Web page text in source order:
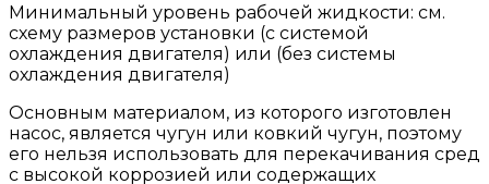
Минимальный уровень рабочей жидкости: см.
схему размеров установки (с системой
охлаждения двигателя) или (без системы
охлаждения двигателя)
Основным материалом, из которого изготовлен
насос, является чугун или ковкий чугун, поэтому
его нельзя использовать для перекачивания сред
с высокой коррозией или содержащих